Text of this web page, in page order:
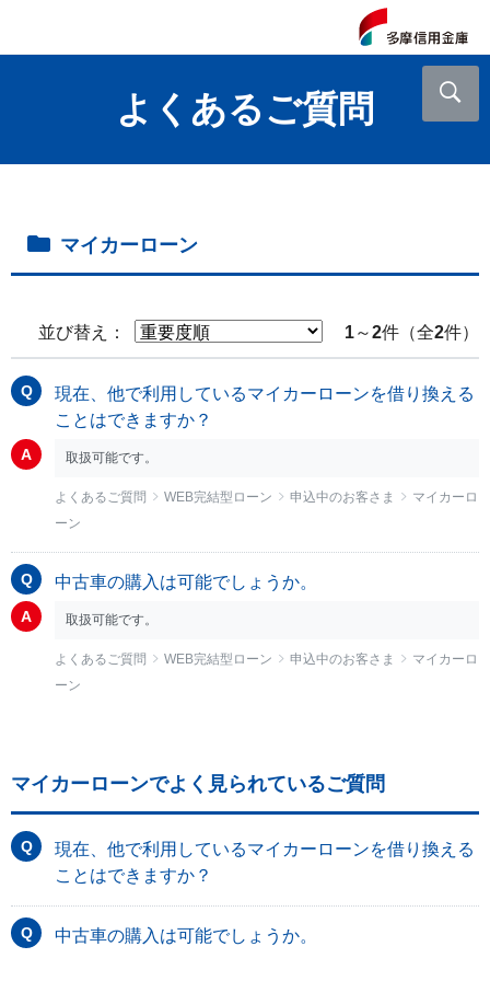
よくあるご質問
マイカーローン
並び替え： 1～2件（全2件）
現在、他で利用しているマイカーローンを借り換える
ことはできますか？
取扱可能です。
よくあるご質問 WEB完結型ローン 申込中のお客さま
マイカーロ
ーン
中古車の購入は可能でしょうか。
取扱可能です。
よくあるご質問 WEB完結型ローン 申込中のお客さま
マイカーロ
ーン
マイカーローンでよく見られているご質問
現在、他で利用しているマイカーローンを借り換える
ことはできますか？
中古車の購入は可能でしょうか。